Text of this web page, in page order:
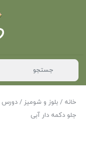
خانه / بلوز و شومیز / دورس
جلو دکمه دار آبی